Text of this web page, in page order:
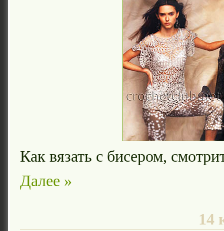
Как вязать с бисером,
Далее »
14